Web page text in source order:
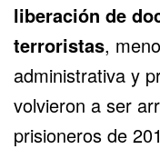
liberación de
terroristas,
administrativa y
volvieron a ser
prisioneros de